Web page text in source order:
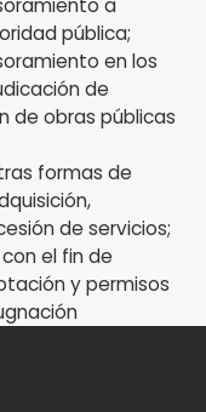
a
pública;
en los
de
de obras públicas
formas de
de servicios;
el fin de
y permisos